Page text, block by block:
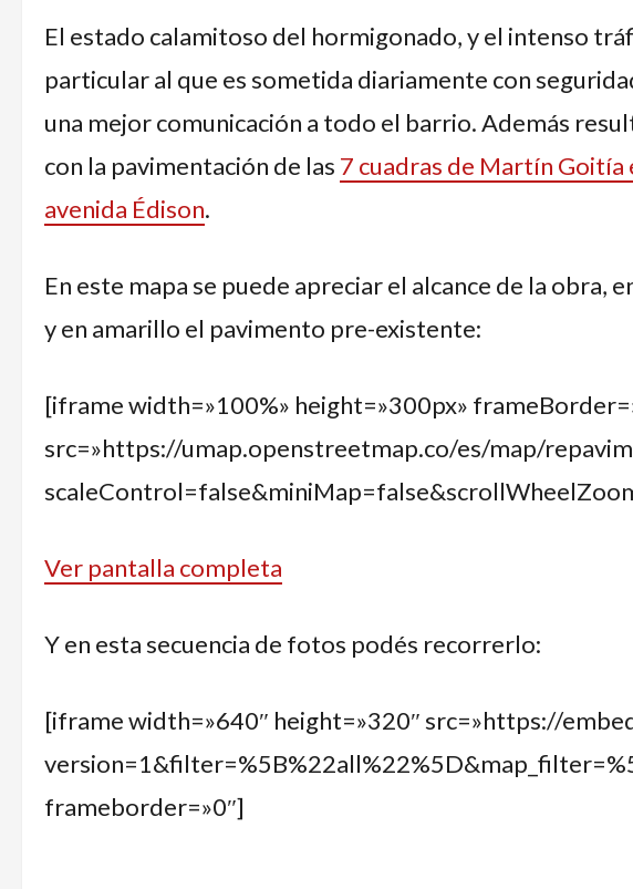
El estado calamitoso del hormigonado, y el intenso
particular al que es sometida diariamente con
una mejor comunicación a todo el barrio. Además
con la pavimentación de las 7 cuadras de Martín Goitía
avenida Édison.
En este mapa se puede apreciar el alcance de la
y en amarillo el pavimento pre-existente:
[iframe width=»100%» height=»300px»
src=»https://umap.openstreetmap.co/es/map/
Ver pantalla completa
Y en esta secuencia de fotos podés recorrerlo:
[iframe width=»640″ height=»320″ src=»https://
frameborder=»0″]